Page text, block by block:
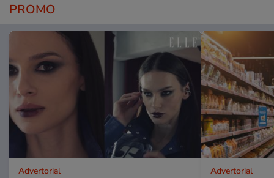
PROMO
Advertorial Advertorial